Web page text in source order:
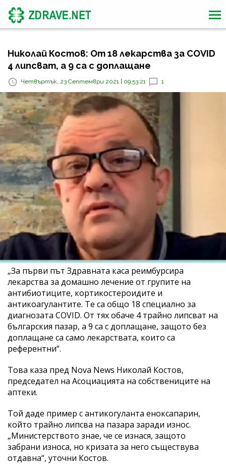
Николай Костов: От 18 лекарства за COVID
4 липсват, а 9 са с доплащане
Четвъртък, 23 Септември 2021 | 09:53:21 1
„За първи път Здравната каса реимбурсира
лекарства за домашно лечение от групите на
антибиотиците, кортикостероидите и
антикоагулантите. Те са общо 18 специално за
диагнозата COVID. От тях обаче 4 трайно липсват на
българския пазар, а 9 са с доплащане, защото без
доплащане са само лекарствата, които са
референтни“.
Това каза пред Nova News Николай Костов,
председател на Асоциацията на собствениците на
аптеки.
Той даде пример с антикогуланта еноксапарин,
който трайно липсва на пазара заради износ.
„Министерството знае, че се изнася, защото
забрани износа, но кризата за него съществува
отдавна“, уточни Костов.